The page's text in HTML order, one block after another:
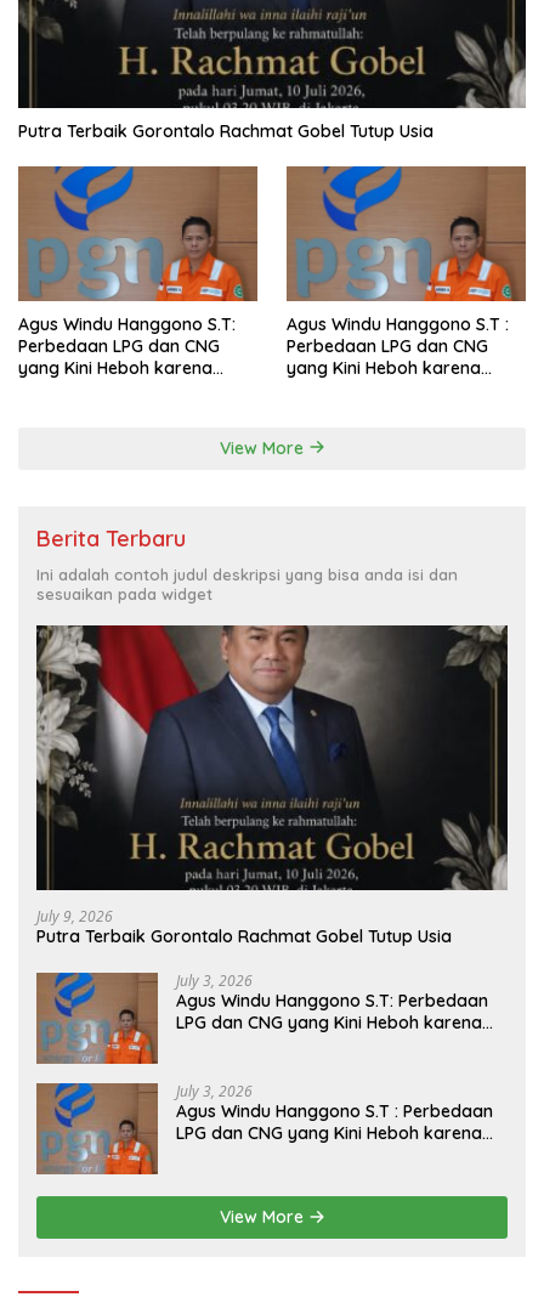
Putra Terbaik Gorontalo Rachmat Gobel Tutup Usia
Agus Windu Hanggono S.T:
Perbedaan LPG dan CNG
yang Kini Heboh karena
Agus Windu Hanggono S.T :
Perbedaan LPG dan CNG
yang Kini Heboh karena
View More
Berita Terbaru
Ini adalah contoh judul deskripsi yang bisa anda isi dan
sesuaikan pada widget
July 9, 2026
Putra Terbaik Gorontalo Rachmat Gobel Tutup Usia
July 3, 2026
Agus Windu Hanggono S.T: Perbedaan
LPG dan CNG yang Kini Heboh karena
July 3, 2026
Agus Windu Hanggono S.T : Perbedaan
LPG dan CNG yang Kini Heboh karena
View More